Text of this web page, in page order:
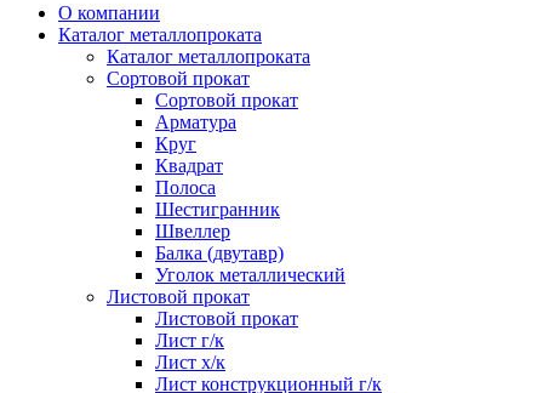
О компании
Каталог металлопроката
Каталог металлопроката
Сортовой прокат
Сортовой прокат
Арматура
Круг
Квадрат
Полоса
Шестигранник
Швеллер
Балка (двутавр)
Уголок металлический
Листовой прокат
Листовой прокат
Лист г/к
Лист х/к
Лист конструкционный г/к